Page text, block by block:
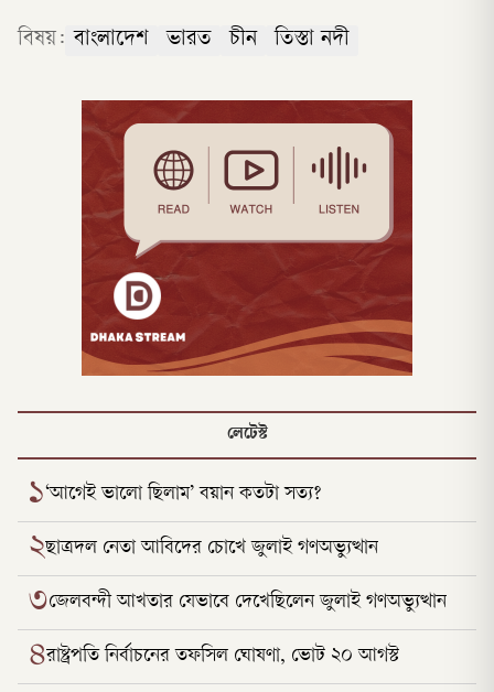
বিষয়: বাংলাদেশ ভারত চীন তিস্তা নদী
লেটেস্ট
১‘আগেই ভালো ছিলাম’ বয়ান কতটা সত্য?
২ছাত্রদল নেতা আবিদের চোখে জুলাই গণঅভ্যুত্থান
৩জেলবন্দী আখতার যেভাবে দেখেছিলেন জুলাই গণঅভ্যুত্থান
৪রাষ্ট্রপতি নির্বাচনের তফসিল ঘোষণা, ভোট ২০ আগস্ট